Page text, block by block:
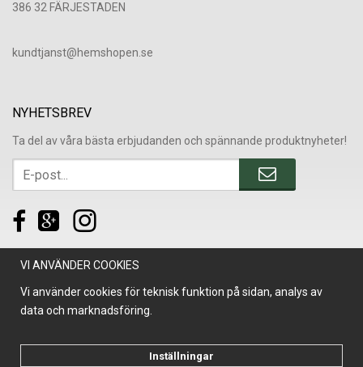
386 32 FÄRJESTADEN
​kundtjanst@hemshopen.se
NYHETSBREV
Ta del av våra bästa erbjudanden och spännande produktnyheter!
VI ANVÄNDER COOKIES
Vi använder cookies för teknisk funktion på sidan, analys av
data och marknadsföring.
Inställningar